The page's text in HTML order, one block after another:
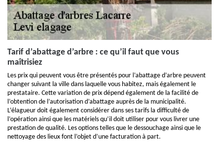
Tarif d’abattage d’arbre : ce qu’il faut que vous
maîtrisiez
Les prix qui peuvent vous être présentés pour l’abattage d’arbre peuvent
changer suivant la ville dans laquelle vous habitez, mais également le
prestataire. Cette variation de prix dépend également de la facilité de
l’obtention de l’autorisation d’abattage auprès de la municipalité.
L’élagueur doit également considérer dans ses tarifs la difficulté de
l’opération ainsi que les matériels qu’il doit utiliser pour vous livrer une
prestation de qualité. Les options telles que le dessouchage ainsi que le
nettoyage des lieux font l’objet d’une facturation à part.